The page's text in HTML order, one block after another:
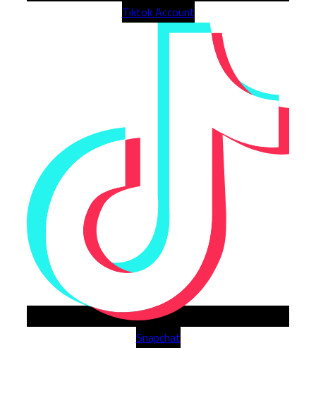
Tiktok Account
Snapchat